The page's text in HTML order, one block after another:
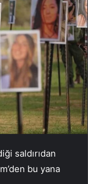
saldırıdan
bu yana